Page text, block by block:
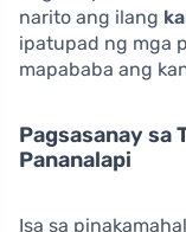
narito ang ilang
ipatupad ng mga
mapababa ang
Pagsasanay sa
Pananalapi
Isa sa